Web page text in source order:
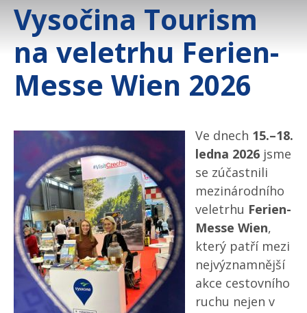
a
c
z
Vysočina Tourism
na veletrhu Ferien-
Messe Wien 2026
Ve dnech 15.–18.
ledna 2026 jsme
se zúčastnili
mezinárodního
veletrhu Ferien-
Messe Wien,
který patří mezi
nejvýznamnější
akce cestovního
ruchu nejen v